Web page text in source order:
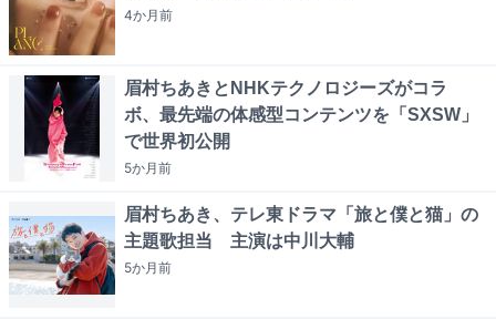
4か月前
眉村ちあきとNHKテクノロジーズがコラ
ボ、最先端の体感型コンテンツを「SXSW」
で世界初公開
5か月前
眉村ちあき、テレ東ドラマ「旅と僕と猫」の
主題歌担当 主演は中川大輔
5か月前